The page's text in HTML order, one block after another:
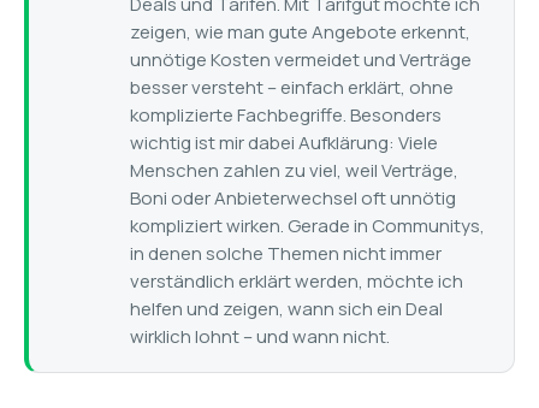
zeigen, wie man gute Angebote erkennt,
unnötige Kosten vermeidet und Verträge
besser versteht – einfach erklärt, ohne
komplizierte Fachbegriffe. Besonders
wichtig ist mir dabei Aufklärung: Viele
Menschen zahlen zu viel, weil Verträge,
Boni oder Anbieterwechsel oft unnötig
kompliziert wirken. Gerade in Communitys,
in denen solche Themen nicht immer
verständlich erklärt werden, möchte ich
helfen und zeigen, wann sich ein Deal
wirklich lohnt – und wann nicht.